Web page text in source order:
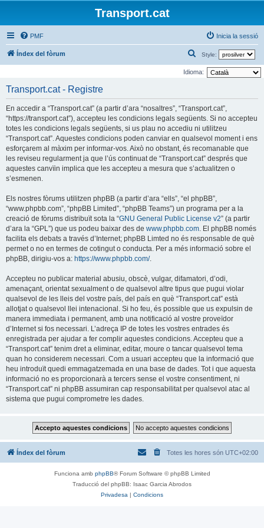
Transport.cat
PMF Inicia la sessió
Índex del fòrum Style:
e
a
Idioma:
Transport.cat - Registre
En accedir a “Transport.cat” (a partir d’ara “nosaltres”, “Transport.cat”,
“https://transport.cat”), accepteu les condicions legals següents. Si no accepteu
totes les condicions legals següents, si us plau no accediu ni utilitzeu
“Transport.cat”. Aquestes condicions poden canviar en qualsevol moment i ens
esforçarem al màxim per informar-vos. Això no obstant, és recomanable que
les reviseu regularment ja que l’ús continuat de “Transport.cat” després que
aquestes canvïin implica que les accepteu a mesura que s’actualitzen o
s’esmenen.
Els nostres fòrums utilitzen phpBB (a partir d’ara “ells”, “el phpBB”,
“www.phpbb.com”, “phpBB Limited”, “phpBB Teams”) un programa per a la
creació de fòrums distribuït sota la “GNU General Public License v2” (a partir
d’ara la “GPL”) que us podeu baixar des de www.phpbb.com . El phpBB només
facilita els debats a través d’Internet; phpBB Limted no és responsable de què
permet o no en termes de cotingut o conducta. Per a més informació sobre el
phpBB, dirigiu-vos a: https://www.phpbb.com/.
Accepteu no publicar material abusiu, obscè, vulgar, difamatori, d’odi,
amenaçant, orientat sexualment o de qualsevol altre tipus que pugui violar
qualsevol de les lleis del vostre país, del país en què “Transport.cat” està
allotjat o qualsevol llei intenacional. Si ho feu, és possible que us expulsin de
manera immediata i permanent, amb una notificació al vostre proveïdor
d’Internet si fos necessari. L’adreça IP de totes les vostres entrades és
enregistrada per ajudar a fer complir aquestes condicions. Accepteu que a
“Transport.cat” tenim dret a eliminar, editar, moure o tancar qualsevol tema
quan ho considerem necessari. Com a usuari accepteu que la informació que
heu introduït quedi emmagatzemada en una base de dades. Tot i que aquesta
informació no es proporcionarà a tercers sense el vostre consentiment, ni
“Transport.cat” ni phpBB assumiran cap responsabilitat per qualsevol atac al
sistema que pugui comprometre les dades.
Índex del fòrum Totes les hores són UTC+02:00
Funciona amb phpBB® Forum Software © phpBB Limited
Traducció del phpBB: Isaac Garcia Abrodos
Privadesa | Condicions